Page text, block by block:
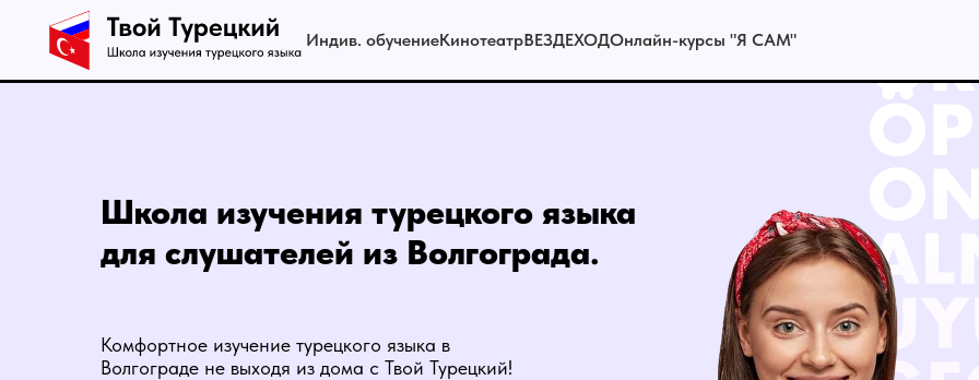
Индив. обучениеКинотеатрВЕЗДЕХОДОнлайн-курсы "Я САМ"
Школа изучения турецкого языка
для слушателей из Волгограда.
Комфортное изучение турецкого языка в
Волгограде не выходя из дома с Твой Турецкий!